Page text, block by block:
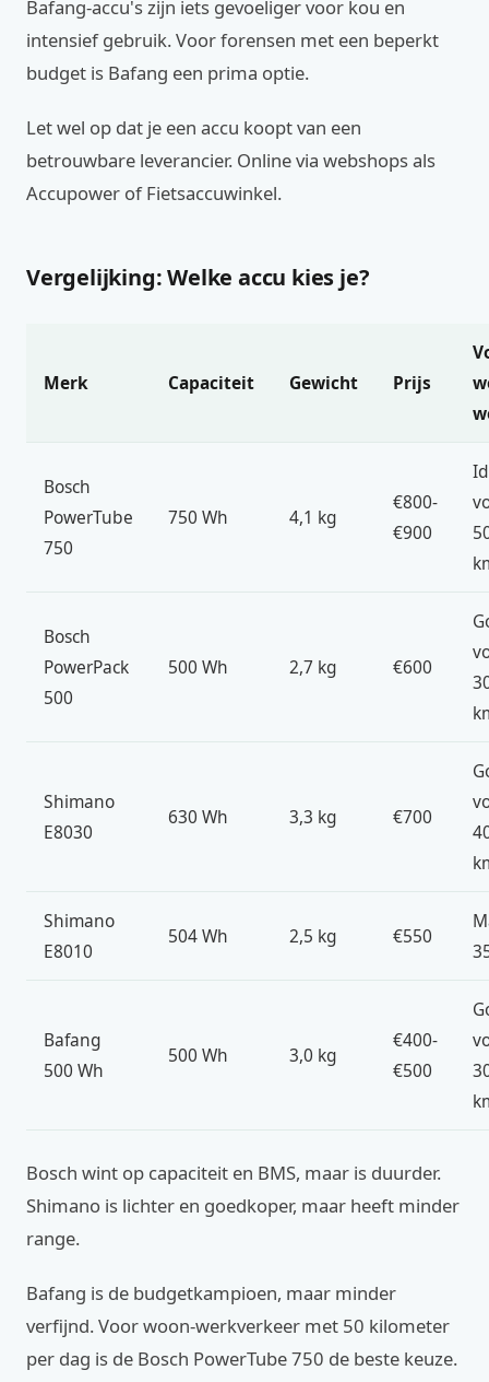
Bafang-accu's zijn iets gevoeliger voor kou en
intensief gebruik. Voor forensen met een beperkt
budget is Bafang een prima optie.
Let wel op dat je een accu koopt van een
betrouwbare leverancier. Online via webshops als
Accupower of Fietsaccuwinkel.
Vergelijking: Welke accu kies je?
Merk Capaciteit Gewicht Prijs
Bosch
PowerTube
750
750 Wh 4,1 kg
€800-
€900
Bosch
PowerPack
500
500 Wh 2,7 kg €600
Shimano
E8030
630 Wh 3,3 kg €700
Shimano
E8010
504 Wh 2,5 kg €550
Bafang
500 Wh
500 Wh 3,0 kg
€400-
€500
Bosch wint op capaciteit en BMS, maar is duurder.
Shimano is lichter en goedkoper, maar heeft minder
range.
Bafang is de budgetkampioen, maar minder
verfijnd. Voor woon-werkverkeer met 50 kilometer
per dag is de Bosch PowerTube 750 de beste keuze.